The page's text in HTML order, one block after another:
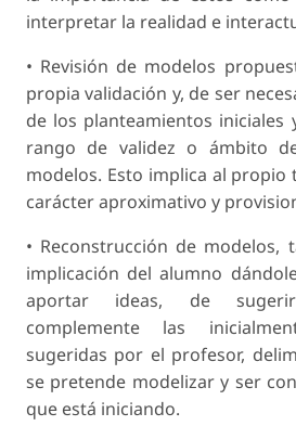
interpretar la realidad e
• Revisión de modelos
propia validación y, de ser
de los planteamientos iniciales
rango de validez o ámbito
modelos. Esto implica al pro­pio
carácter aproximativo y
• Reconstrucción de modelos,
implicación del alumno
aportar ideas, de
complemente las
sugeridas por el profesor,
se pretende modelizar y ser
que está iniciando.